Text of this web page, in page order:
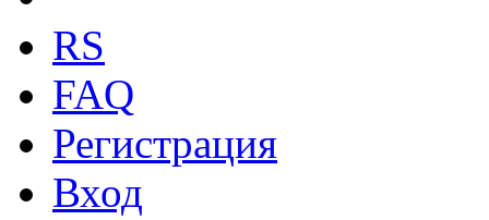
RS
FAQ
Регистрация
Вход